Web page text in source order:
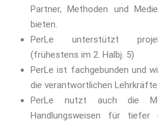
Partner, Methoden und
bieten.
PerLe unterstützt
(frühestens im 2. Halbj. 5)
PerLe ist fachgebunden und
die verantwortlichen
PerLe nutzt auch die
Handlungsweisen für tiefer